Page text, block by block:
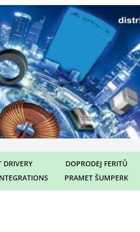
DRIVERY
DOPRODEJ FERITŮ
PRAMET ŠUMPERK